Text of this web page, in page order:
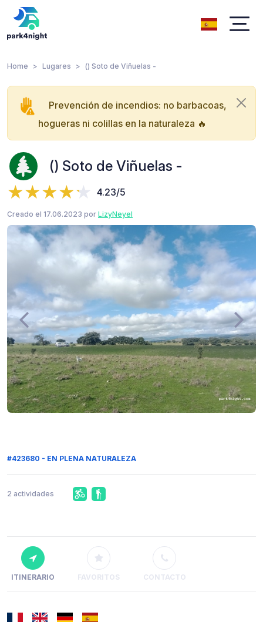
Home Lugares () Soto de Viñuelas -
Prevención de incendios: no barbacoas,
hogueras ni colillas en la naturaleza 🔥
() Soto de Viñuelas -
4.23/5
Creado el 17.06.2023 por LizyNeyel
#423680 - EN PLENA NATURALEZA
2 actividades
ITINERARIO FAVORITOS CONTACTO